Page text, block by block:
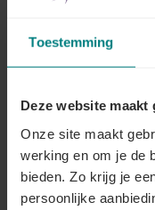
Toestemming
Deze website
Onze site maakt
werking en om je de
bieden. Zo krijg je
persoonlijke
werkgever
Alle criteria en
moeten
onderneming en
minister van
De werkgever